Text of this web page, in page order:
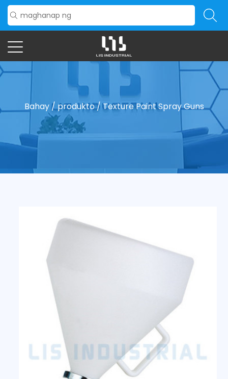
Bahay/produkto/Texture Paint Spray Guns